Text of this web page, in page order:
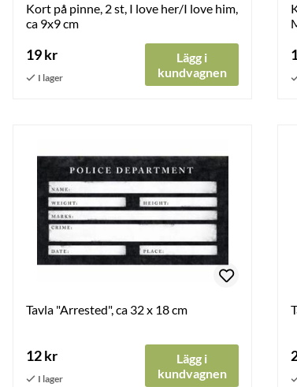
Kort på pinne, 2 st, I love her/I love him,
ca 9x9 cm
19 kr
Lägg i
kundvagnen
Tavla "Arrested", ca 32 x 18 cm
12 kr
Lägg i
kundvagnen